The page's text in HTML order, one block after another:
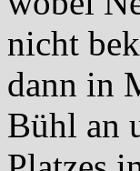
nicht
dann in
Bühl an